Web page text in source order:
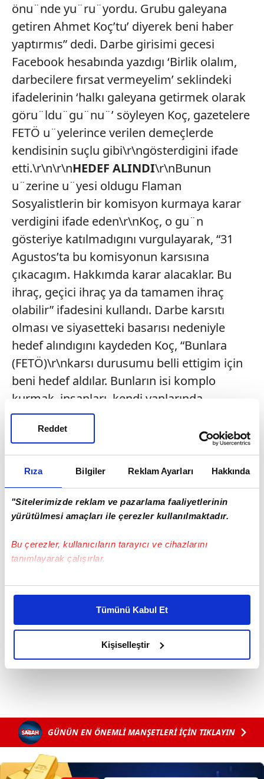
Rıza Bilgiler Reklam Ayarları Hakkında
"Sitelerimizde reklam ve pazarlama faaliyetlerinin
yürütülmesi amaçları ile çerezler kullanılmaktadır.
Bu çerezler, kullanıcıların tarayıcı ve cihazlarını
tanımlayarak çalışırlar.
Bu çerezlere izin vermeniz halinde sizlere özel
daha iyi reklam deneyimi yaşatabiliriz. Bunu yaparken
amacımızın size daha iyi bir reklam deneyimi sunmak
olduğunu ve sizlere en iyi içerikleri sunabilmek adına
elimizden gelen çabayı gösterdiğimizi ve bu noktada,
reklamların maliyetlerimizi karşılamak noktasında tek gelir
takdirde, kullanıcılara hedefli reklamlar
gösterilmeyecektir."
Sizlere daha iyi bir hizmet sunabilmek için İnternet
Tümünü Kabul Et
Kişiselleştir
Reddet
önu¨nde yu¨ru¨yordu. Grubu galeyana
getiren Ahmet Koç’tu’ diyerek beni haber
yaptırmıs” dedi. Darbe girisimi gecesi
Facebook hesabında yazdıgı ‘Birlik olalım,
darbecilere fırsat vermeyelim’ seklindeki
ifadelerinin ‘halkı galeyana getirmek olarak
göru¨ldu¨gu¨nu¨’ söyleyen Koç, gazetelere
FETÖ u¨yelerince verilen demeçlerde
kendisinin suçlu gibi\r\ngösterdigini ifade
etti.\r\n\r\nHEDEF ALINDI\r\nBunun
u¨zerine u¨yesi oldugu Flaman
Sosyalistlerin bir komisyon kurmaya karar
verdigini ifade eden\r\nKoç, o gu¨n
gösteriye katılmadıgını vurgulayarak, “31
Agustos’ta bu komisyonun karsısına
çıkacagım. Hakkımda karar alacaklar. Bu
ihraç, geçici ihraç ya da tamamen ihraç
olabilir” ifadesini kullandı. Darbe karsıtı
olması ve siyasetteki basarısı nedeniyle
hedef alındıgını kaydeden Koç, “Bunlara
(FETÖ)\r\nkarsı durusumu belli ettigim için
beni hedef aldılar. Bunların isi komplo
kurmak, insanları, kendi yanlarında
olmayanları karalamak” diye konuştu.
GÜNÜN EN ÖNEMLİ MANŞETLERİ İÇİN TIKLAYIN